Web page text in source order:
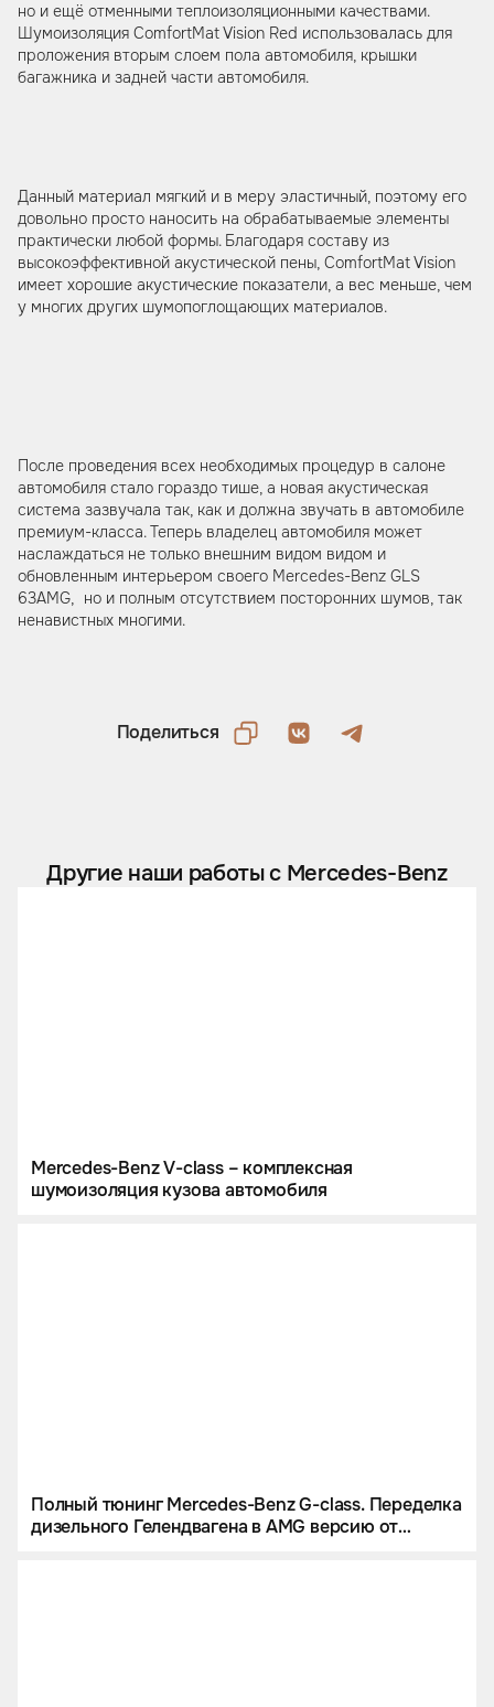
но и ещё отменными теплоизоляционными качествами.
Шумоизоляция ComfortMat Vision Red использовалась для
проложения вторым слоем пола автомобиля, крышки
багажника и задней части автомобиля.
Данный материал мягкий и в меру эластичный, поэтому его
довольно просто наносить на обрабатываемые элементы
практически любой формы. Благодаря составу из
высокоэффективной акустической пены, ComfortMat Vision
имеет хорошие акустические показатели, а вес меньше, чем
у многих других шумопоглощающих материалов.
После проведения всех необходимых процедур в салоне
автомобиля стало гораздо тише, а новая акустическая
система зазвучала так, как и должна звучать в автомобиле
премиум-класса. Теперь владелец автомобиля может
наслаждаться не только внешним видом видом и
обновленным интерьером своего Mercedes-Benz GLS
63AMG, но и полным отсутствием посторонних шумов, так
ненавистных многими.
Поделиться
Другие наши работы с Mercedes-Benz
Mercedes-Benz V-class – комплексная
шумоизоляция кузова автомобиля
Полный тюнинг Mercedes-Benz G-class. Переделка
дизельного Гелендвагена в AMG версию от